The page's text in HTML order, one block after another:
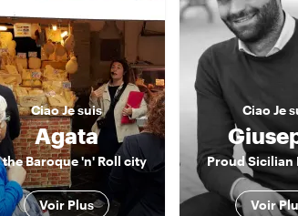
CiaoJe suis
Agata
the Baroque 'n' Roll city
Voir Plus
CiaoJe
Proud Sicilian
Voir